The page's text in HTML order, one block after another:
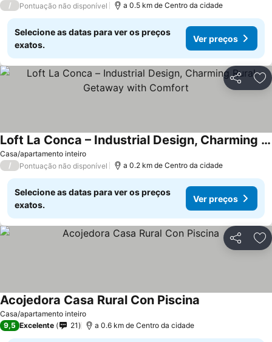
/ Pontuação não disponível a 0.5 km de Centro da cidade
Selecione as datas para ver os preços
exatos.
Ver preços
Partilhar
Casa/apartamento inteiro
Loft La Conca – Industrial Design, Charming Rural Getaway with Comfort
/ Pontuação não disponível a 0.2 km de Centro da cidade
Selecione as datas para ver os preços
exatos.
Ver preços
Partilhar
Casa/apartamento inteiro
Acojedora Casa Rural Con Piscina
9,5 Excelente 21 a 0.6 km de Centro da cidade